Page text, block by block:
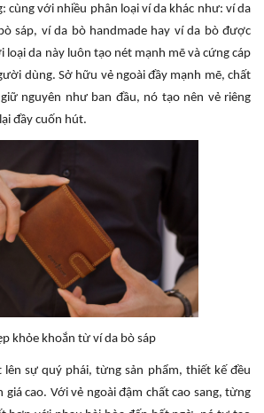
cùng với nhiều phân loại ví da khác như: ví da
sáp, ví da bò handmade hay ví da bò được
loại da này luôn tạo nét mạnh mẽ và cứng cáp
dùng. Sở hữu vẻ ngoài đầy mạnh mẽ, chất
nguyên như ban đầu, nó tạo nên vẻ riêng
đầy cuốn hút.
khỏe khoắn từ ví da bò sáp
sự quý phái, từng sản phẩm, thiết kế đều
giá cao. Với vẻ ngoài đậm chất cao sang, từng